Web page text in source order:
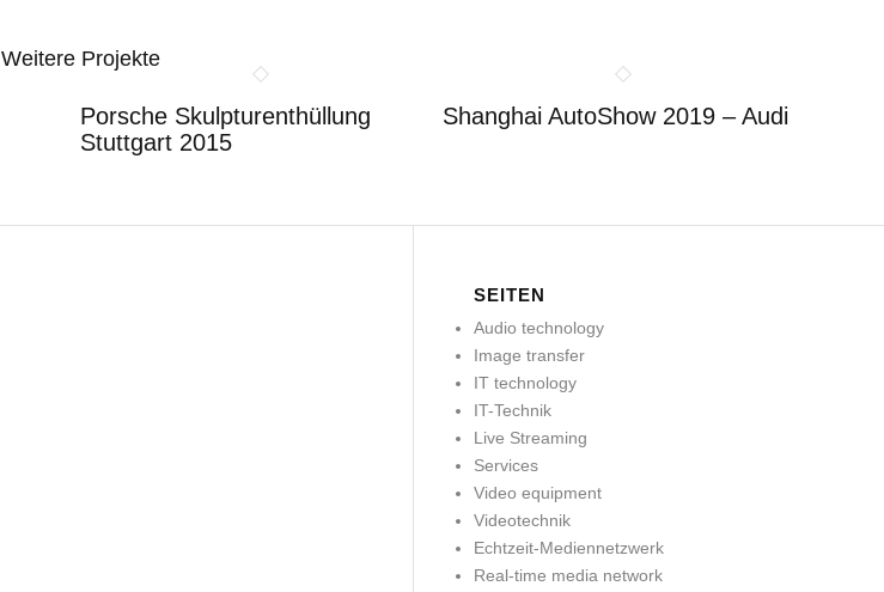
Weitere Projekte
Porsche Skulpturenthüllung
Stuttgart 2015
Shanghai AutoShow 2019 – Audi
SEITEN
Audio technology
Image transfer
IT technology
IT-Technik
Live Streaming
Services
Video equipment
Videotechnik
Echtzeit-Mediennetzwerk
Real-time media network